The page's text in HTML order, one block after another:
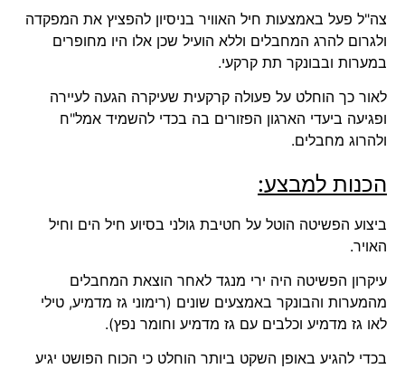
צה"ל פעל באמצעות חיל האוויר בניסיון להפציץ את המפקדה
ולגרום להרג המחבלים וללא הועיל שכן אלו היו מחופרים
במערות ובבונקר תת קרקעי.
לאור כך הוחלט על פעולה קרקעית שעיקרה הגעה לעיירה
ופגיעה ביעדי הארגון הפזורים בה בכדי להשמיד אמל"ח
ולהרוג מחבלים.
הכנות למבצע:
ביצוע הפשיטה הוטל על חטיבת גולני בסיוע חיל הים וחיל
האויר.
עיקרון הפשיטה היה ירי מנגד לאחר הוצאת המחבלים
מהמערות והבונקר באמצעים שונים (רימוני גז מדמיע, טילי
לאו גז מדמיע וכלבים עם גז מדמיע וחומר נפץ).
בכדי להגיע באופן השקט ביותר הוחלט כי הכוח הפושט יגיע